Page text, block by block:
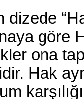
dizede
göre
ona
Hak